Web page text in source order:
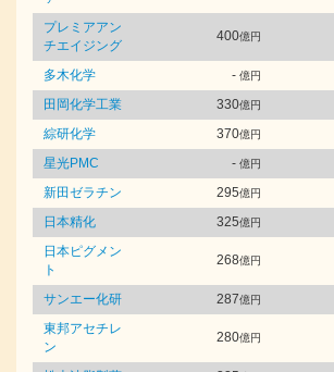
プレミアアン
チエイジング
400億円
多木化学 - 億円
田岡化学工業
330億円
綜研化学
370億円
星光PMC
- 億円
新田ゼラチン
295億円
日本精化
325億円
日本ピグメン
ト
268億円
サンエー化研 287億円
東邦アセチレ
ン
280億円